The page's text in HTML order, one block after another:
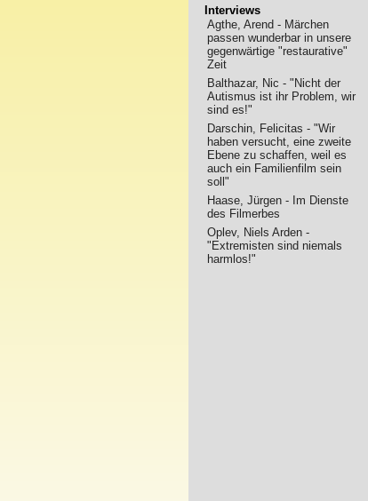
Interviews
Agthe, Arend - Märchen
passen wunderbar in unsere
gegenwärtige "restaurative"
Zeit
Balthazar, Nic - "Nicht der
Autismus ist ihr Problem, wir
sind es!"
Darschin, Felicitas - "Wir
haben versucht, eine zweite
Ebene zu schaffen, weil es
auch ein Familienfilm sein
soll"
Haase, Jürgen - Im Dienste
des Filmerbes
Oplev, Niels Arden -
"Extremisten sind niemals
harmlos!"